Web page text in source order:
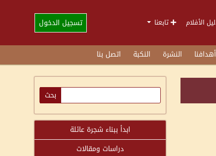
الأفلام تابعنا تسجيل الدخول
أهدافنا النشرة النكبة اتصل بنا
ابدأ ببناء شجرة عائلة
دراسات ومقالات